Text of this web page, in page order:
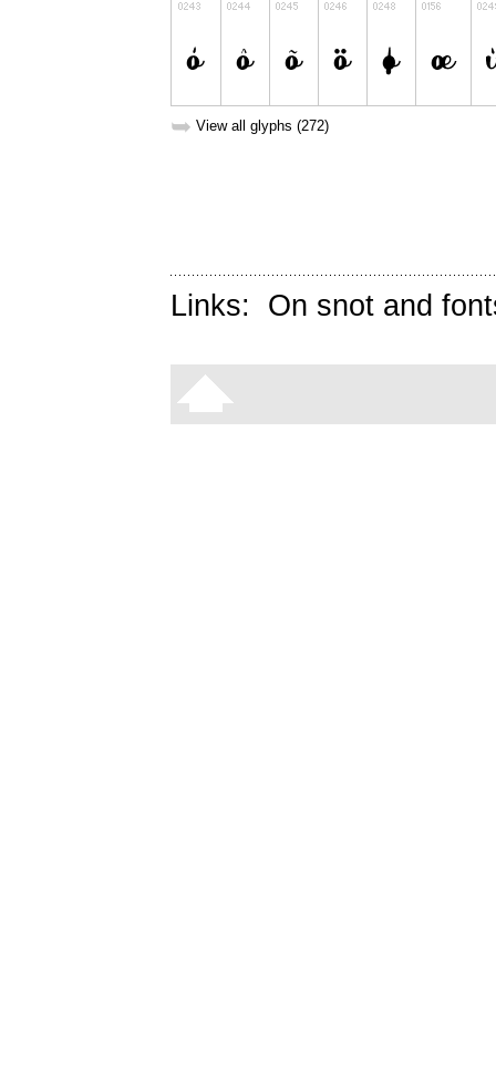
➥ View all glyphs (272)
Links: On snot and